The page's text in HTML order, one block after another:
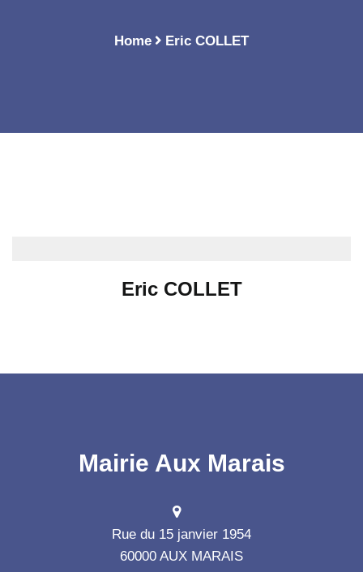
Home Eric COLLET
Eric COLLET
Mairie Aux Marais
Rue du 15 janvier 1954
60000 AUX MARAIS